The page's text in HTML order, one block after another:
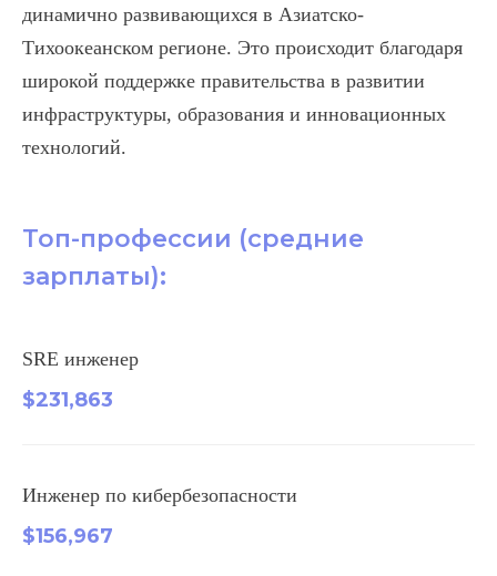
динамично развивающихся в Азиатско-
Тихоокеанском регионе. Это происходит благодаря
широкой поддержке правительства в развитии
инфраструктуры, образования и инновационных
технологий.
Топ-профессии (средние
зарплаты):
SRE инженер
$231,863
Инженер по кибербезопасности
$156,967